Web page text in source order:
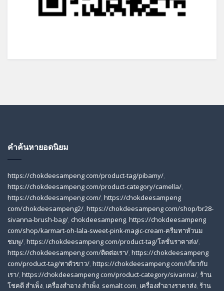
คำค้นหายอดนิยม
https://chokdeesampeng com/product-tag/pibamy/,
https://chokdeesampeng com/product-category/camella/,
https://chokdeesampeng com/, https://chokdeesampeng
com/chokdeesampeng2/, https://chokdeesampeng com/shop/br28-
sivanna-brush-bag/, chokdeesampeng, https://chokdeesampeng
com/shop/karmart-oh-lala-sweet-pink-magic-cream-ครีมทาหัวนม
ชมพู/, https://chokdeesampeng com/product-tag/โลชั่นราคาส่ง/,
https://chokdeesampeng com/ติดต่อเรา/, https://chokdeesampeng
com/product-tag/ทาตัวขาว/, https://chokdeesampeng com/เกี่ยวกับ
เรา/, https://chokdeesampeng com/product-category/sivanna/, ร้าน
โชคดี สําเพ็ง, เครื่องสำอาง สำเพ็ง, semalt com, เครื่องสำอางราคาส่ง, ร้าน